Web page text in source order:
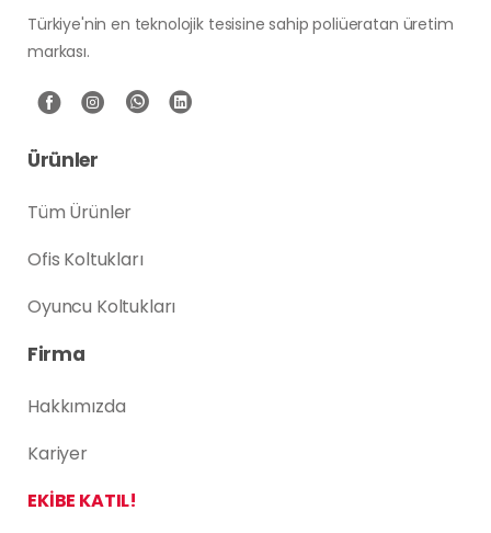
Türkiye'nin en teknolojik tesisine sahip poliüeratan üretim
markası.
Ürünler
Tüm Ürünler
Ofis Koltukları
Oyuncu Koltukları
Firma
Hakkımızda
Kariyer
EKİBE KATIL!